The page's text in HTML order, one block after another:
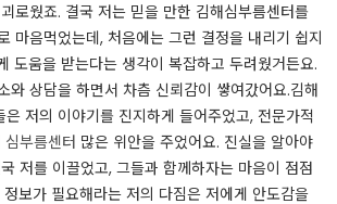
로웠죠. 결국 저는 믿을 만한 김해심부름센터를
마음먹었는데, 처음에는 그런 결정을 내리기 쉽지
도움을 받는다는 생각이 복잡하고 두려웠거든요.
와 상담을 하면서 차츰 신뢰감이 쌓여갔어요.​김해
저의 이야기를 진지하게 들어주었고, 전문가적
심부름센터 많은 위안을 주었어요. 진실을 알아야
저를 이끌었고, 그들과 함께하자는 마음이 점점
보가 필요해라는 저의 다짐은 저에게 안도감을